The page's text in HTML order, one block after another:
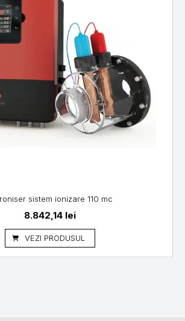
sistem ionizare 110 mc
8.842,14 lei
VEZI PRODUSUL